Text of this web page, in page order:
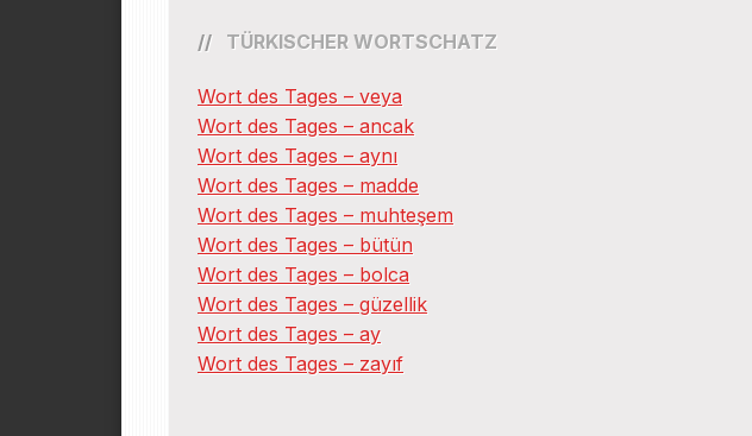
TÜRKISCHER WORTSCHATZ
Wort des Tages – veya
Wort des Tages – ancak
Wort des Tages – aynı
Wort des Tages – madde
Wort des Tages – muhteşem
Wort des Tages – bütün
Wort des Tages – bolca
Wort des Tages – güzellik
Wort des Tages – ay
Wort des Tages – zayıf